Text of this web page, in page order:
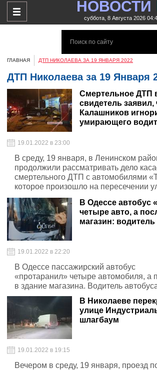
НОВОСТИ
суббота, 8 Августа 2026
ГЛАВНАЯ ДТП НИКОЛАЕВА ЗА 19 ЯНВАРЯ 2022
ДТП Николаева за 19 Января
Смертельное ДТП
свидетель
Калашников
умирающего
19.01.2022 в 23:00
В среду, 19 января, в Ленинском
продолжили рассматривать дело
смертельного ДТП с автомобилями
которое произошло на пересечении
проспекта Богоявленского
В Одессе автобус
четыре авто, а
магазин: водитель
19.01.2022 в 22:20
В Одессе пассажирский автобус
«протаранил» четыре автомобиля, а
в здание магазина. Водитель
В Николаеве
улице
шлагбаум
19.01.2022 в 19:15
Вечером в среду, 19 января, проезд